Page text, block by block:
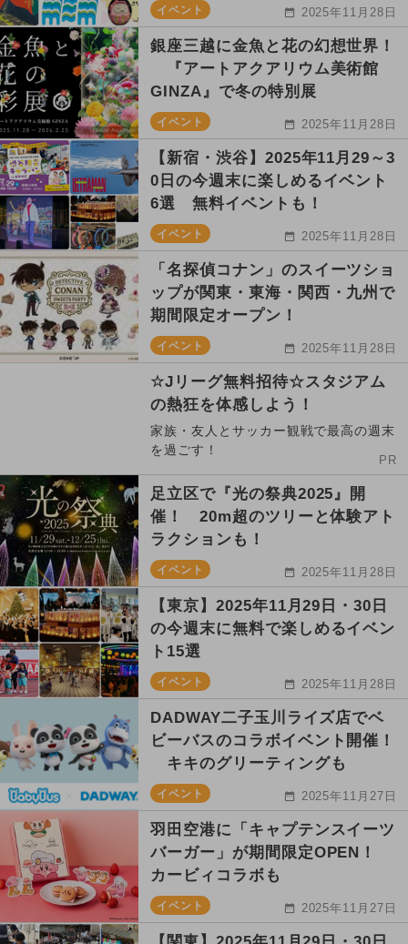
イベント 2025年11月28日
銀座三越に金魚と花の幻想世界！
『アートアクアリウム美術館
GINZA』で冬の特別展
イベント 2025年11月28日
【新宿・渋谷】2025年11月29～3
0日の今週末に楽しめるイベント
6選 無料イベントも！
イベント 2025年11月28日
「名探偵コナン」のスイーツショ
ップが関東・東海・関西・九州で
期間限定オープン！
イベント 2025年11月28日
☆Jリーグ無料招待☆スタジアム
の熱狂を体感しよう！
家族・友人とサッカー観戦で最高の週末
を過ごす！
PR
足立区で『光の祭典2025』開
催！ 20m超のツリーと体験アト
ラクションも！
イベント 2025年11月28日
【東京】2025年11月29日・30日
の今週末に無料で楽しめるイベン
ト15選
イベント 2025年11月28日
DADWAY二子玉川ライズ店でベ
ビーバスのコラボイベント開催！
キキのグリーティングも
イベント 2025年11月27日
羽田空港に「キャプテンスイーツ
バーガー」が期間限定OPEN！
カービィコラボも
イベント 2025年11月27日